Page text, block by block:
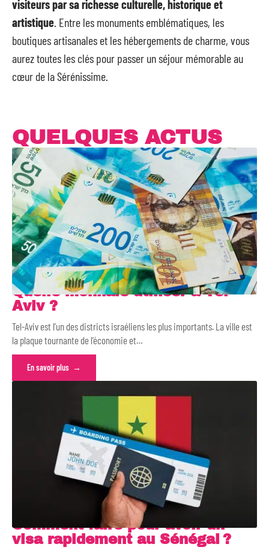
visiteurs par sa richesse culturelle, historique et
artistique. Entre les monuments emblématiques, les
boutiques artisanales et les hébergements de charme, vous
aurez toutes les clés pour passer un séjour mémorable au
cœur de la Sérénissime.
QUELQUES ACTUS
Quelle monnaie utiliser à Tel-
Aviv ?
Tel-Aviv est l’un des districts israéliens les plus importants. La ville est
la plaque tournante de l’économie et…
En savoir plus
Comment faire pour avoir un
visa rapidement au Sénégal ?